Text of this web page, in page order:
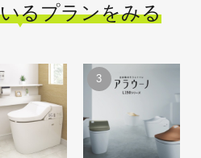
るプランをみる